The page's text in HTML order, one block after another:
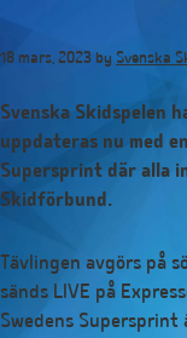
huvudinnehåll
18 mars, 2023 by Svenska
Svenska Skidspelen
uppdateras nu med
Supersprint där alla
Skidförbund.
Tävlingen avgörs på
sänds LIVE på
Swedens